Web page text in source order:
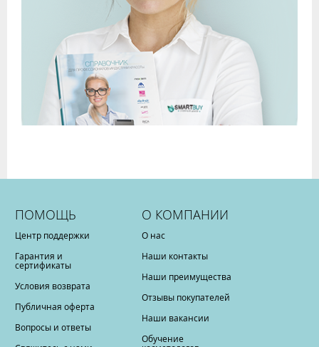
ПОМОЩЬ
Центр поддержки
Гарантия и
сертификаты
Условия возврата
Публичная оферта
Вопросы и ответы
О КОМПАНИИ
О нас
Наши контакты
Наши преимущества
Отзывы покупателей
Наши вакансии
Обучение